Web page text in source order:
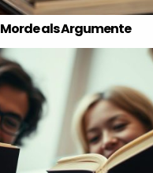
Morde als Argumente